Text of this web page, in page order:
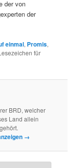
der von
der
einmal, Promis,
für
BRD, welcher
Land allein
→